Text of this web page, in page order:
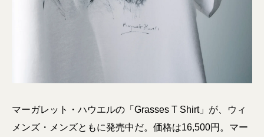
マーガレット・ハウエルの「Grasses T Shirt」が、ウィ
メンズ・メンズともに発売中だ。価格は16,500円。マー